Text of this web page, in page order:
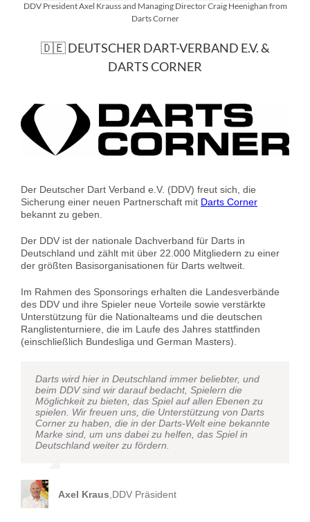
DDV President Axel Krauss and Managing Director Craig Heenighan from
Darts Corner
🇩🇪 DEUTSCHER DART-VERBAND E.V. &
DARTS CORNER
Der Deutscher Dart Verband e.V. (DDV) freut sich, die
Sicherung einer neuen Partnerschaft mit Darts Corner
bekannt zu geben.
Der DDV ist der nationale Dachverband für Darts in
Deutschland und zählt mit über 22.000 Mitgliedern zu einer
der größten Basisorganisationen für Darts weltweit.
Im Rahmen des Sponsorings erhalten die Landesverbände
des DDV und ihre Spieler neue Vorteile sowie verstärkte
Unterstützung für die Nationalteams und die deutschen
Ranglistenturniere, die im Laufe des Jahres stattfinden
(einschließlich Bundesliga und German Masters).
Darts wird hier in Deutschland immer beliebter, und
beim DDV sind wir darauf bedacht, Spielern die
Möglichkeit zu bieten, das Spiel auf allen Ebenen zu
spielen. Wir freuen uns, die Unterstützung von Darts
Corner zu haben, die in der Darts-Welt eine bekannte
Marke sind, um uns dabei zu helfen, das Spiel in
Deutschland weiter zu fördern.
Axel Kraus DDV Präsident